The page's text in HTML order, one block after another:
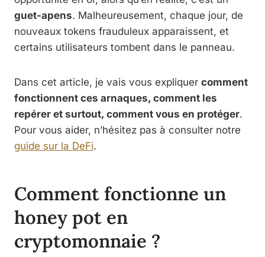
guet-apens. Malheureusement, chaque jour, de
nouveaux tokens frauduleux apparaissent, et
certains utilisateurs tombent dans le panneau.
Dans cet article, je vais vous expliquer comment
fonctionnent ces arnaques, comment les
repérer et surtout, comment vous en protéger.
Pour vous aider, n’hésitez pas à consulter notre
guide sur la DeFi.
Comment fonctionne un
honey pot en
cryptomonnaie ?